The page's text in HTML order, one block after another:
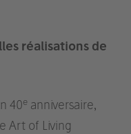
réalisations de
40e anniversaire,
Art of Living